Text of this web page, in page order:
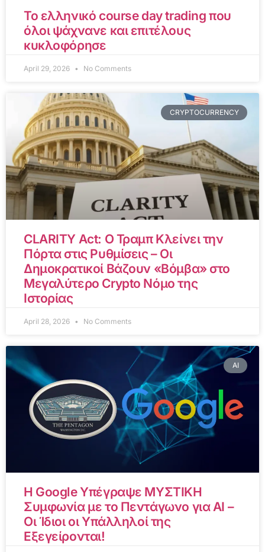
Το ελληνικό course day trading που
όλοι ψάχνανε και επιτέλους
κυκλοφόρησε
April 29, 2026 No Comments
CRYPTOCURRENCY
CLARITY Act: Ο Τραμπ Κλείνει την
Πόρτα στις Ρυθμίσεις – Οι
Δημοκρατικοί Βάζουν «Βόμβα» στο
Μεγαλύτερο Crypto Νόμο της
Ιστορίας
April 28, 2026 No Comments
AI
Η Google Υπέγραψε ΜΥΣΤΙΚΗ
Συμφωνία με το Πεντάγωνο για AI –
Οι Ίδιοι οι Υπάλληλοί της
Εξεγείρονται!